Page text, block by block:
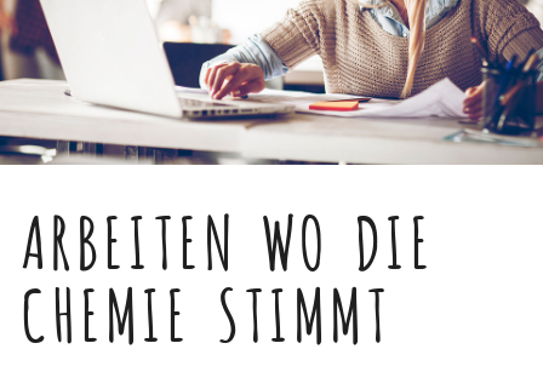
ARBEITEN WO DIE
CHEMIE STIMMT